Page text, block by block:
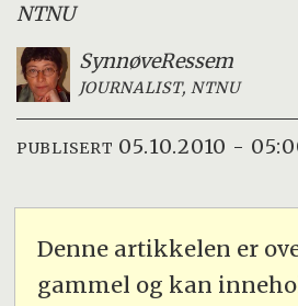
NTNU
SynnøveRessem
JOURNALIST, NTNU
PUBLISERT 05.10.2010 -
Denne artikkelen er
gammel og kan